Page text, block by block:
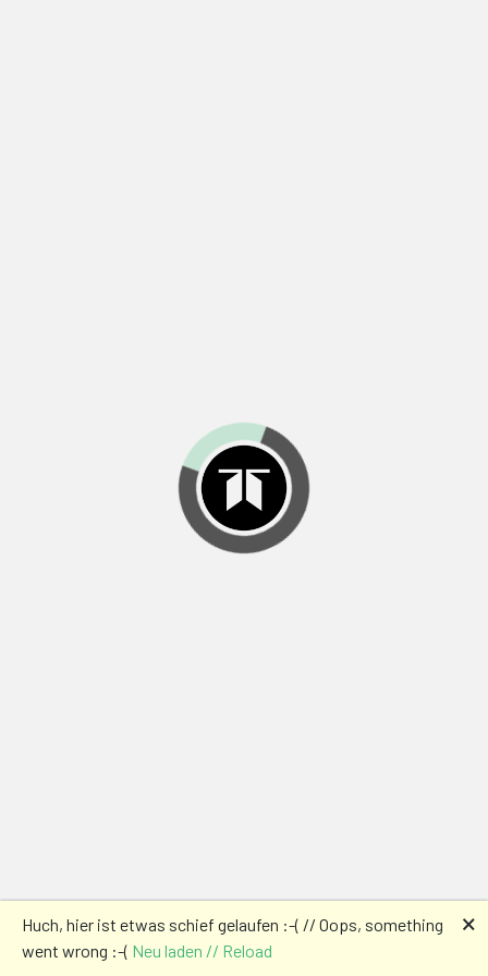
Huch, hier ist etwas schief gelaufen :-( // Oops, something
went wrong :-( Neu laden // Reload
🗙